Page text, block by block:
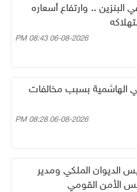
.. وارتفاع أسعاره
06-08-2026 08:43 PM
الهاشمية بسبب مخالفات
06-08-2026 08:28 PM
الديوان الملكي ومدير
الأمن القومي